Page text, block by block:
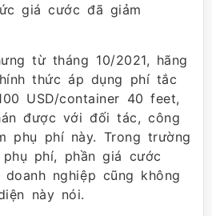
giá cước đã giảm
từ tháng 10/2021, hãng
thức áp dụng phí tắc
USD/container 40 feet,
được với đối tác, công
phụ phí này. Trong trường
phí, phần giá cước
nghiệp cũng không
này nói.